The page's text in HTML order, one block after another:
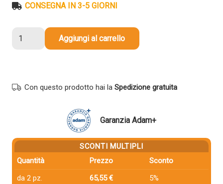
CONSEGNA IN 3-5 GIORNI
compatibile
CIANO
Aggiungi al carrello
Con questo prodotto hai la Spedizione gratuita
Garanzia Adam+
SCONTI MULTIPLI
Quantità
Prezzo
Sconto
da 2 pz.
65,55 €
5%